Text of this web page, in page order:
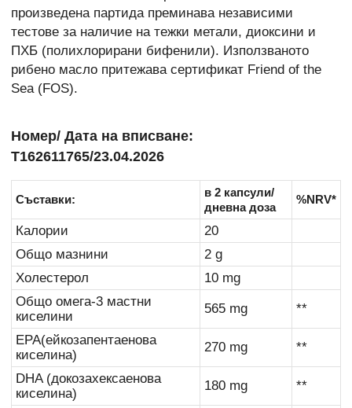
произведена партида преминава независими
тестове за наличие на тежки метали, диоксини и
ПХБ (полихлорирани бифенили). Използваното
рибено масло притежава сертификат Friend of the
Sea (FOS).
Номер/ Дата на вписване:
Т162611765/23.04.2026
Съставки:
в 2 капсули/
дневна доза
%NRV*
Калории
20
Общо мазнини
2 g
Холестерол
10 mg
Общо омега-3 мастни
киселини
565 mg **
EPA(ейкозапентаенова
киселина)
270 mg **
DHA (докозахексаенова
киселина)
180 mg **